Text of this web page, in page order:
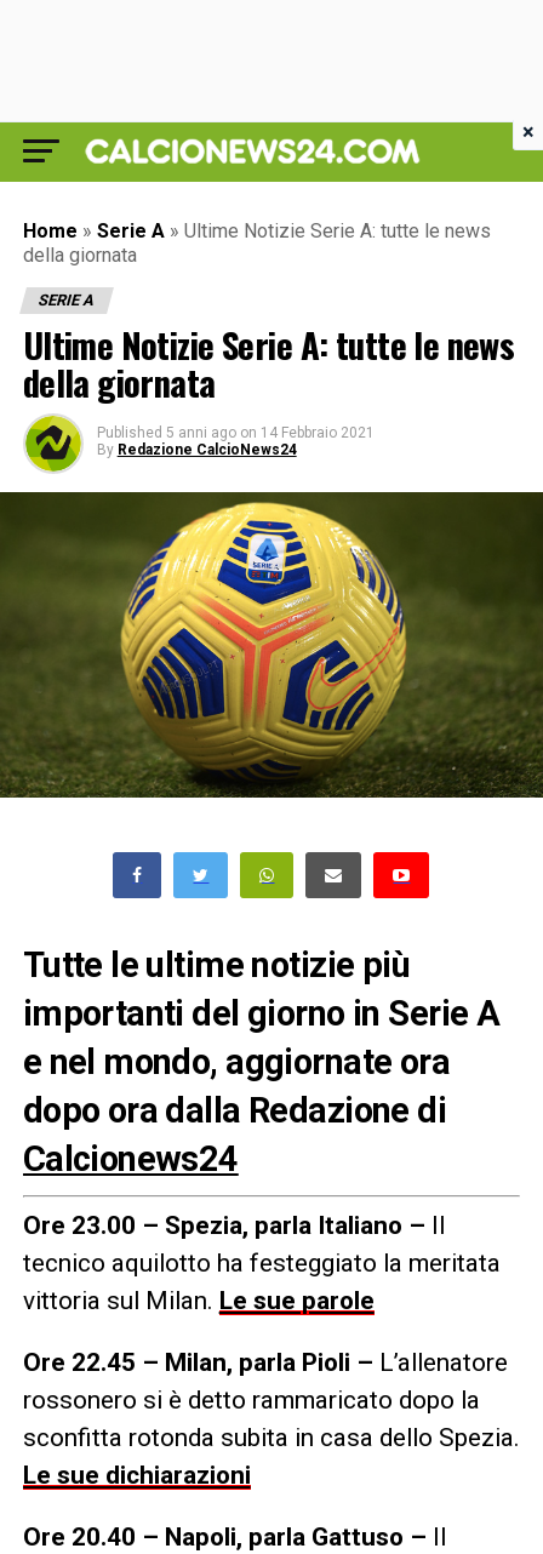
Home » Serie A » Ultime Notizie Serie A: tutte le news
della giornata
SERIE A
Ultime Notizie Serie A: tutte le news
della giornata
Published 5 anni ago on 14 Febbraio 2021
By Redazione CalcioNews24
Tutte le ultime notizie più
importanti del giorno in Serie A
e nel mondo, aggiornate ora
dopo ora dalla Redazione di
Calcionews24
Ore 23.00 – Spezia, parla Italiano –
tecnico aquilotto ha festeggiato la meritata
vittoria sul Milan. Le sue parole
Ore 22.45 – Milan, parla Pioli – L’allenatore
rossonero si è detto rammaricato dopo la
sconfitta rotonda subita in casa dello Spezia.
Le sue dichiarazioni
Ore 20.40 – Napoli, parla Gattuso –
×